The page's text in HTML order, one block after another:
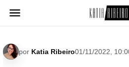
para
por Katia Ribeiro01/11/2022,